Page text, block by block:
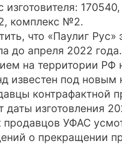
изготовителя:
комплекс №2.
что «Паулиг
до апреля 2022
на территории РФ
известен под новым
контрафактной
даты изготовления
продавцов УФАС
о прекращении